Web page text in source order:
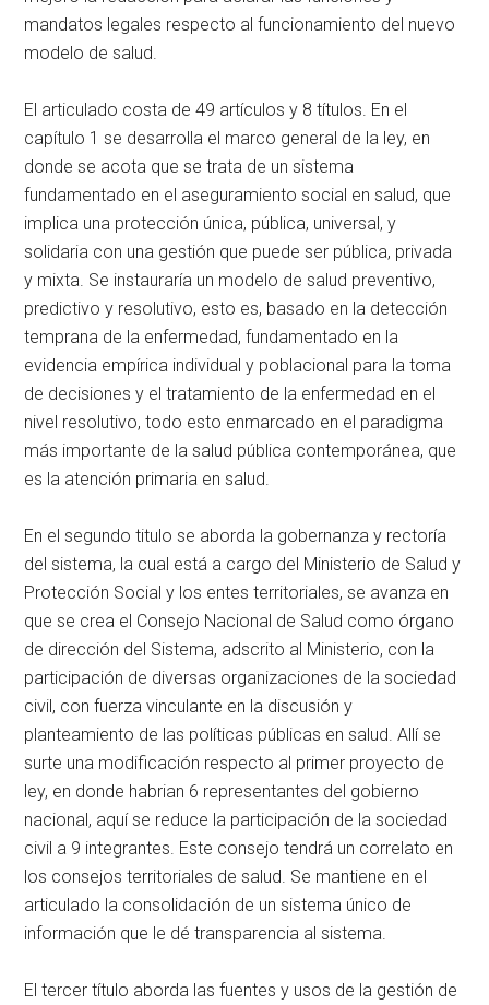
mandatos legales respecto al funcionamiento del nuevo
modelo de salud.
El articulado costa de 49 artículos y 8 títulos. En el
capítulo 1 se desarrolla el marco general de la ley, en
donde se acota que se trata de un sistema
fundamentado en el aseguramiento social en salud, que
implica una protección única, pública, universal, y
solidaria con una gestión que puede ser pública, privada
y mixta. Se instauraría un modelo de salud preventivo,
predictivo y resolutivo, esto es, basado en la detección
temprana de la enfermedad, fundamentado en la
evidencia empírica individual y poblacional para la toma
de decisiones y el tratamiento de la enfermedad en el
nivel resolutivo, todo esto enmarcado en el paradigma
más importante de la salud pública contemporánea, que
es la atención primaria en salud.
En el segundo titulo se aborda la gobernanza y rectoría
del sistema, la cual está a cargo del Ministerio de Salud y
Protección Social y los entes territoriales, se avanza en
que se crea el Consejo Nacional de Salud como órgano
de dirección del Sistema, adscrito al Ministerio, con la
participación de diversas organizaciones de la sociedad
civil, con fuerza vinculante en la discusión y
planteamiento de las políticas públicas en salud. Allí se
surte una modificación respecto al primer proyecto de
ley, en donde habrian 6 representantes del gobierno
nacional, aquí se reduce la participación de la sociedad
civil a 9 integrantes. Este consejo tendrá un correlato en
los consejos territoriales de salud. Se mantiene en el
articulado la consolidación de un sistema único de
información que le dé transparencia al sistema.
El tercer título aborda las fuentes y usos de la gestión de